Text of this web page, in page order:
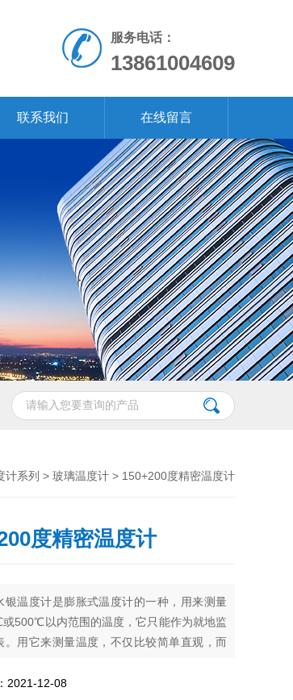
服务电话：
13861004609
联系我们 在线留言
计系列 > 玻璃温度计 > 150+200度精密温度计
度精密温度计
银温度计是膨胀式温度计的一种，用来测量
500℃以内范围的温度，它只能作为就地监
。用它来测量温度，不仅比较简单直观，而
2021-12-08